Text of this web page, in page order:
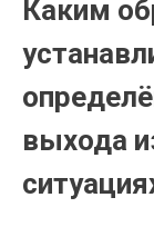
Каким
выхода